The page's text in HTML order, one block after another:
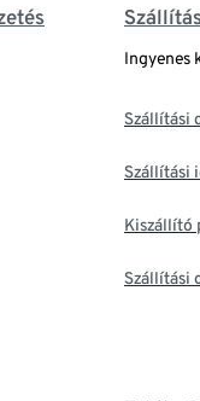
Ingyenes
Szállítási
Szállítási
Kiszállító
Szállítási